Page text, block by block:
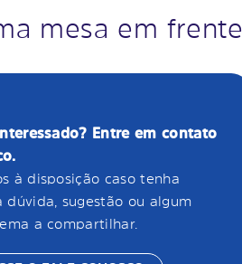
mesa em frente
Entre em contato
à disposição caso tenha
dúvida, sugestão ou algum
a compartilhar.